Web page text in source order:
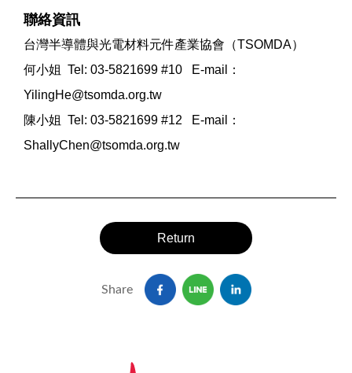
聯絡資訊
台灣半導體與光電材料元件產業協會（TSOMDA）
何小姐 Tel: 03-5821699 #10 E-mail：
YilingHe@tsomda.org.tw
陳小姐 Tel: 03-5821699 #12 E-mail：
ShallyChen@tsomda.org.tw
Return
Share